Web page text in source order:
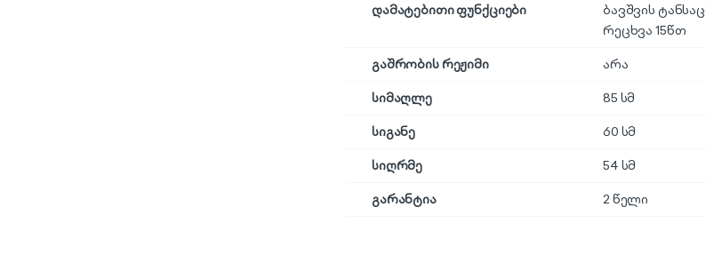
დამატებითი ფუნქციები
ბავშვის
რეცხვა 15წთ
გაშრობის რეჟიმი
არა
სიმაღლე
85 სმ
სიგანე
60 სმ
სიღრმე
54 სმ
გარანტია
2 წელი